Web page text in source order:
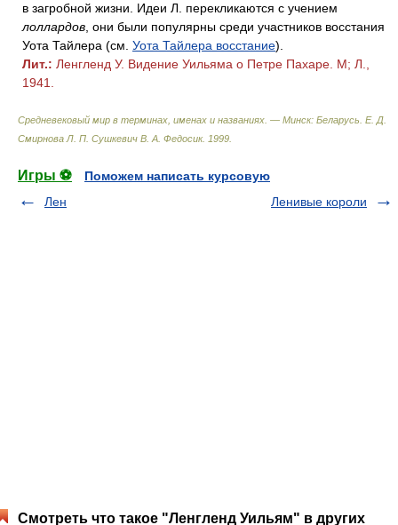
в загробной жизни. Идеи Л. перекликаются с учением
лоллардов , они были популярны среди участников восстания
Уота Тайлера (см. Уота Тайлера восстание).
Лит.: Ленгленд У. Видение Уильяма о Петре Пахаре. М; Л.,
1941.
Средневековый мир в терминах, именах и названиях. — Минск: Беларусь Е. Д.
Смирнова Л. П. Сушкевич В. А. Федосик. 1999
Игры ⚽
Поможем написать курсовую
Лен
Ленивые короли
Смотреть что такое "Ленгленд Уильям" в других